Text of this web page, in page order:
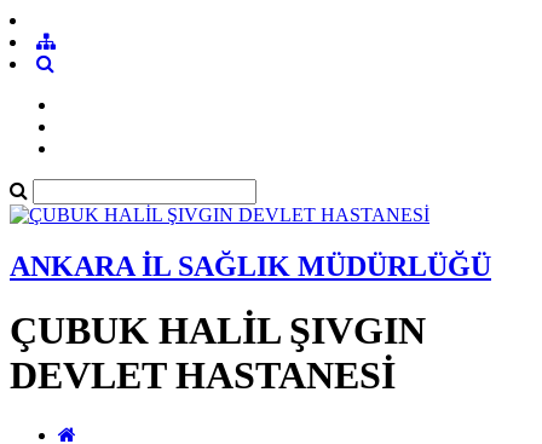
ANKARA İL SAĞLIK MÜDÜRLÜĞÜ
ÇUBUK HALİL ŞIVGIN
DEVLET HASTANESİ